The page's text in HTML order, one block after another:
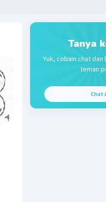
Tanya
Yuk, cobain chat dan
teman
Chat